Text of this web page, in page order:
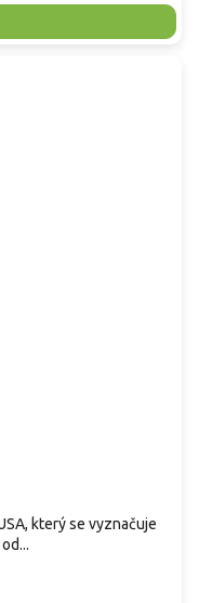
který se vyznačuje